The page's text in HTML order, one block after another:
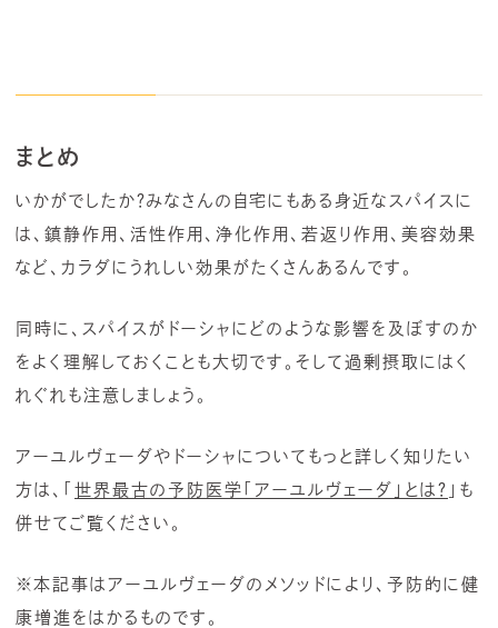
まとめ
いかがでしたか？みなさんの自宅にもある身近なスパイスに
は、鎮静作用、活性作用、浄化作用、若返り作用、美容効果
など、カラダにうれしい効果がたくさんあるんです。
同時に、スパイスがドーシャにどのような影響を及ぼすのか
をよく理解しておくことも大切です。そして過剰摂取にはく
れぐれも注意しましょう。
アーユルヴェーダやドーシャについてもっと詳しく知りたい
方は、「 世界最古の予防医学「アーユルヴェーダ」とは？ 」も
併せてご覧ください。
※本記事はアーユルヴェーダのメソッドにより、予防的に健
康増進をはかるものです。